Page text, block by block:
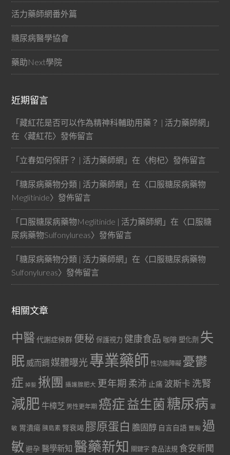
活力藥師網番外篇
糖尿病醫學協會
藥助Next學院
近期留言
「藏紅花是否可以作為精神科輔助用藥？ | 活力藥師網 」
在〈藏紅花〉發佈留言
「立春如何保肝？ | 活力藥師網 」在〈枸杞〉發佈留言
「糖尿病藥物分類 | 活力藥師網 」在〈口服糖尿病藥物
Meglitinide〉發佈留言
「口服糖尿病藥物Meglitinide | 活力藥師網 」在〈口服糖
尿病藥物Sulfonylureas〉發佈留言
「糖尿病藥物分類 | 活力藥師網 」在〈口服糖尿病藥物
Sulfonylureas〉發佈留言
相關文章
中醫代謝症候群 便秘 保護視力 健康食品 咖啡 塑化劑 失
眠 威而鋼 媒體曝光專業藥師 性功能障礙 憂鬱
症 掉髮 揪團 攝護腺肥大 更年期 柔沛 止痛 波斯卡 洗腎
減肥 牛樟芝 男性更年期 癌症益生菌 糖尿病 罩
敏 胃潰瘍 胰島素 腎衰竭 膠原蛋白 膽固醇 自言自語 豐胸 過
敏 避孕 醫學新知 醫藥新知 關鍵字 食品法規 食安新聞